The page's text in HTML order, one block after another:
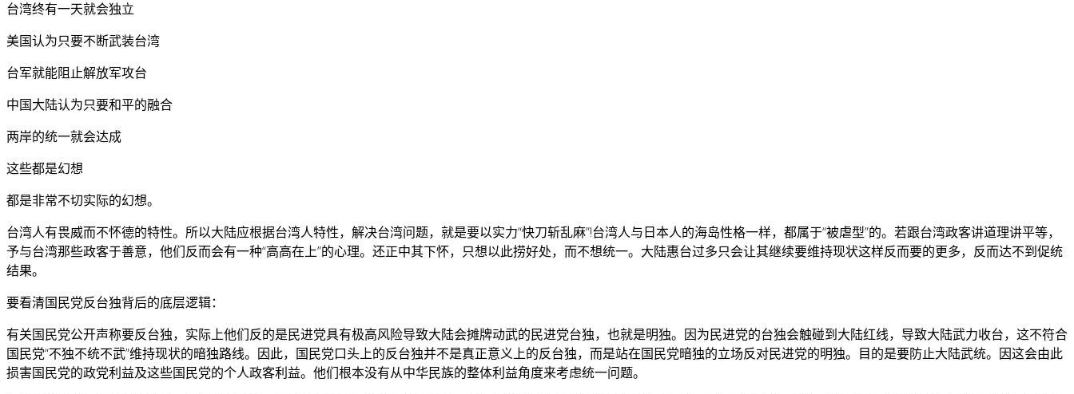
台湾终有一天就会独立
美国认为只要不断武装台湾
台军就能阻止解放军攻台
中国大陆认为只要和平的融合
两岸的统一就会达成
这些都是幻想
都是非常不切实际的幻想。
台湾人有畏威而不怀德的特性。所以大陆应根据台湾人特性，解决台湾问题，就是要以实力“快刀斩乱麻”!台湾人与日本人的海岛性格一样，都属于“被虐型”的。若跟台湾政客讲道理讲平等，
予与台湾那些政客于善意，他们反而会有一种“高高在上”的心理。还正中其下怀，只想以此捞好处，而不想统一。大陆惠台过多只会让其继续要维持现状这样反而要的更多，反而达不到促统
结果。
要看清国民党反台独背后的底层逻辑：
有关国民党公开声称要反台独，实际上他们反的是民进党具有极高风险导致大陆会摊牌动武的民进党台独，也就是明独。因为民进党的台独会触碰到大陆红线，导致大陆武力收台，这不符合
国民党“不独不统不武”维持现状的暗独路线。因此，国民党口头上的反台独并不是真正意义上的反台独，而是站在国民党暗独的立场反对民进党的明独。目的是要防止大陆武统。因这会由此
损害国民党的政党利益及这些国民党的个人政客利益。他们根本没有从中华民族的整体利益角度来考虑统一问题。